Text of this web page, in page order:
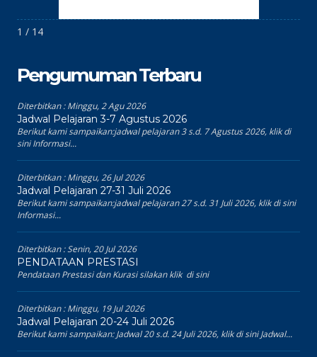
1 / 14
Pengumuman Terbaru
Diterbitkan :Minggu, 2 Agu 2026
Jadwal Pelajaran 3-7 Agustus 2026
Berikut kami sampaikan:jadwal pelajaran 3 s.d. 7 Agustus 2026, klik di
sini Informasi...
Diterbitkan :Minggu, 26 Jul 2026
Jadwal Pelajaran 27-31 Juli 2026
Berikut kami sampaikan:jadwal pelajaran 27 s.d. 31 Juli 2026, klik di sini
Informasi...
Diterbitkan :Senin, 20 Jul 2026
PENDATAAN PRESTASI
Pendataan Prestasi dan Kurasi silakan klik di sini
Diterbitkan :Minggu, 19 Jul 2026
Jadwal Pelajaran 20-24 Juli 2026
Berikut kami sampaikan: Jadwal 20 s.d. 24 Juli 2026, klik di sini Jadwal...